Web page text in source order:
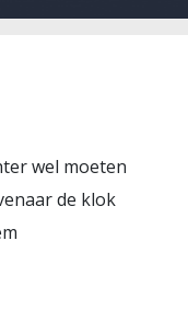
wel moeten
de klok